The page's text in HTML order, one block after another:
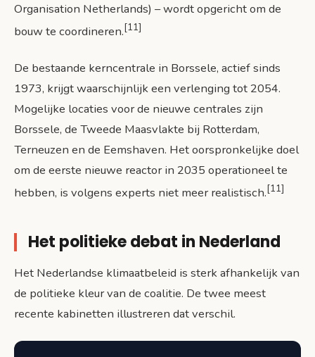
Organisation Netherlands) – wordt opgericht om de
bouw te coordineren.[11]
De bestaande kerncentrale in Borssele, actief sinds
1973, krijgt waarschijnlijk een verlenging tot 2054.
Mogelijke locaties voor de nieuwe centrales zijn
Borssele, de Tweede Maasvlakte bij Rotterdam,
Terneuzen en de Eemshaven. Het oorspronkelijke doel
om de eerste nieuwe reactor in 2035 operationeel te
hebben, is volgens experts niet meer realistisch.[11]
Het politieke debat in Nederland
Het Nederlandse klimaatbeleid is sterk afhankelijk van
de politieke kleur van de coalitie. De twee meest
recente kabinetten illustreren dat verschil.